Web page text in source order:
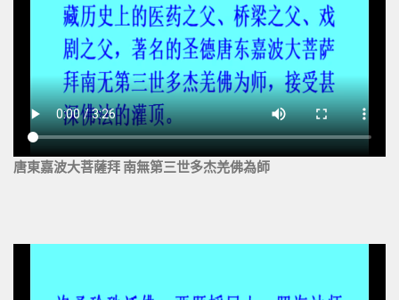
唐東嘉波大菩薩拜 南無第三世多杰羌佛為師